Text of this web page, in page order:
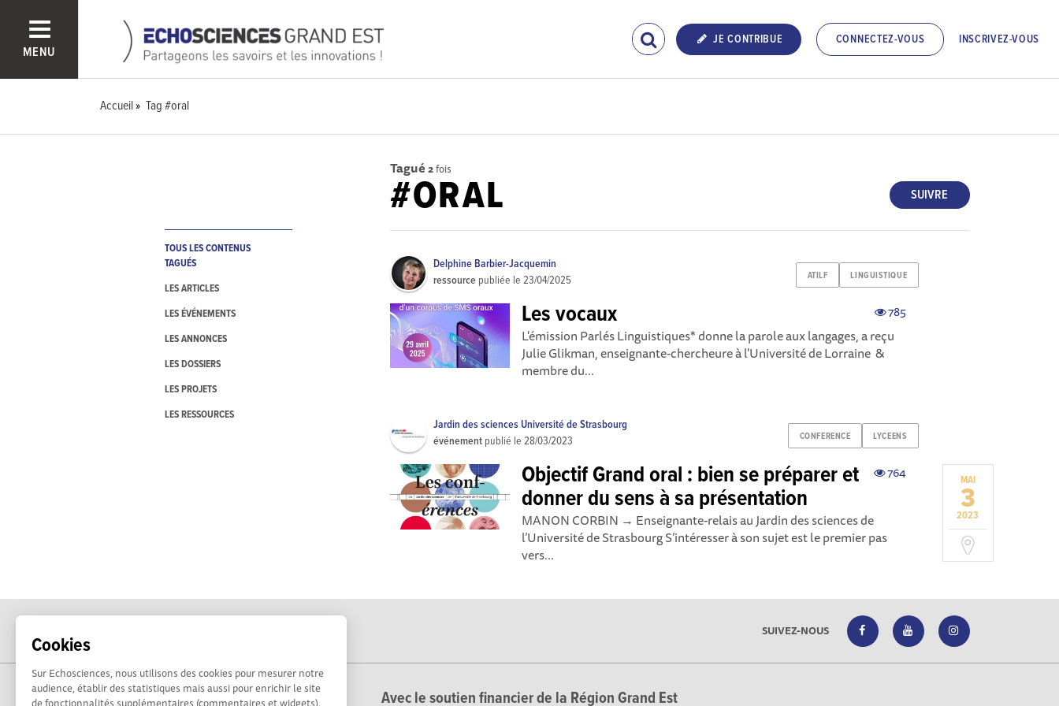
Cookies
Sur Echosciences, nous utilisons des cookies pour mesurer notre
audience, établir des statistiques mais aussi pour enrichir le site
de fonctionnalités supplémentaires (commentaires et widgets).
MENU
JE CONTRIBUE CONNECTEZ-VOUS INSCRIVEZ-VOUS
Accueil Tag #oral
TOUS LES CONTENUS
TAGUÉS
LES ARTICLES
LES ÉVÉNEMENTS
LES ANNONCES
LES DOSSIERS
LES PROJETS
LES RESSOURCES
Tagué 2fois
SUIVRE
#ORAL
ATILF LINGUISTIQUE
Delphine Barbier-Jacquemin
ressource publiée le23/04/2025
785
Les vocaux
L'émission Parlés Linguistiques* donne la parole aux langages, a reçu
Julie Glikman, enseignante-chercheure à l'Université de Lorraine &
membre du...
CONFERENCE LYCEENS
Jardin des sciences Université de Strasbourg
événement publié le28/03/2023
MAI
3
2023
764
Objectif Grand oral : bien se préparer et
donner du sens à sa présentation
MANON CORBIN → Enseignante-relais au Jardin des sciences de
l’Université de Strasbourg S’intéresser à son sujet est le premier pas
vers...
SUIVEZ-NOUS
Avec le soutien financier de la Région Grand Est